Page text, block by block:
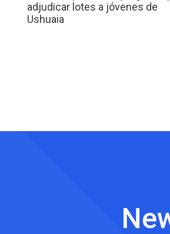
adjudicar lotes a jóvenes de
Ushuaia